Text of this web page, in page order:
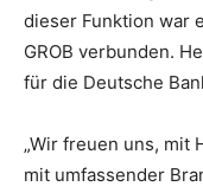
dieser Funktion war
GROB verbunden.
für die Deutsche
„Wir freuen uns, mit
mit umfassender